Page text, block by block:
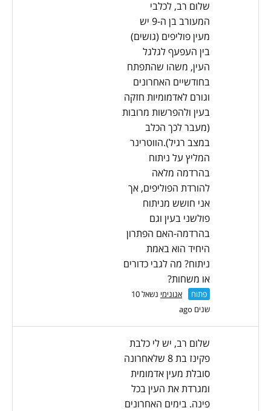
שלום רב, לכלבי
המעורב בן ה-9 יש
מעין פוליפים (גושים)
בין העפעף לגלגל
העין, משהו שהתפתח
בחודשיים האחרונים
וגורם לאדמומיות חזקה
בעין ולהפרשות מרובות
(מעבר לכך הכלב
במצב רגיל).הווטרינר
המליץ על ניתוח
בהרדמה מלאה
להורדת הפוליפים, אך
אני חושש מניתוח
פולשני בעין וגם
בהרדמה-האם הפתרון
היחיד הוא באמת
ניתוח? מה לגבי כדורים
או משחות?
פתוח אנונימי
נשאל 10
שנים ago
שלום רב, יש לי כלבת
פקינז בת 8 שלאחרונה
סובלת מעין אדמומית
ומגרדת את העין בכל
פינה. בימים האחרונים